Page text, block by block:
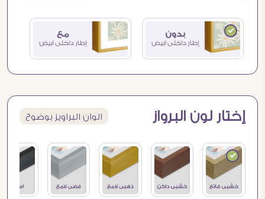
إختار لون البرواز الوان البراويز بوضوح